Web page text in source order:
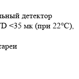
детектор
<35 мк (при 22°C),